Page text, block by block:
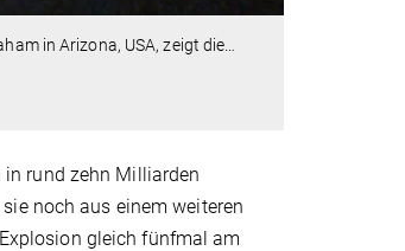
in Arizona, USA, zeigt die
in rund zehn Milliarden
noch aus einem weiteren
gleich fünfmal am